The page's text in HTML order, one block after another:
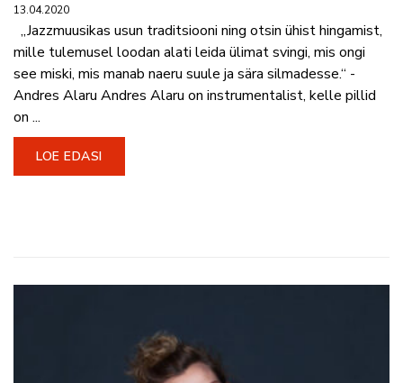
13.04.2020
„Jazzmuusikas usun traditsiooni ning otsin ühist hingamist,
mille tulemusel loodan alati leida ülimat svingi, mis ongi
see miski, mis manab naeru suule ja sära silmadesse.“ -
Andres Alaru Andres Alaru on instrumentalist, kelle pillid
on ...
LOE EDASI